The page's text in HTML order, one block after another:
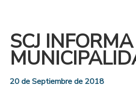
SCJ
20 de Septiembre de 2018